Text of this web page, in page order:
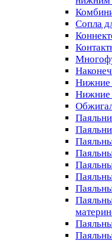
Сопла
Нижние
Нижние